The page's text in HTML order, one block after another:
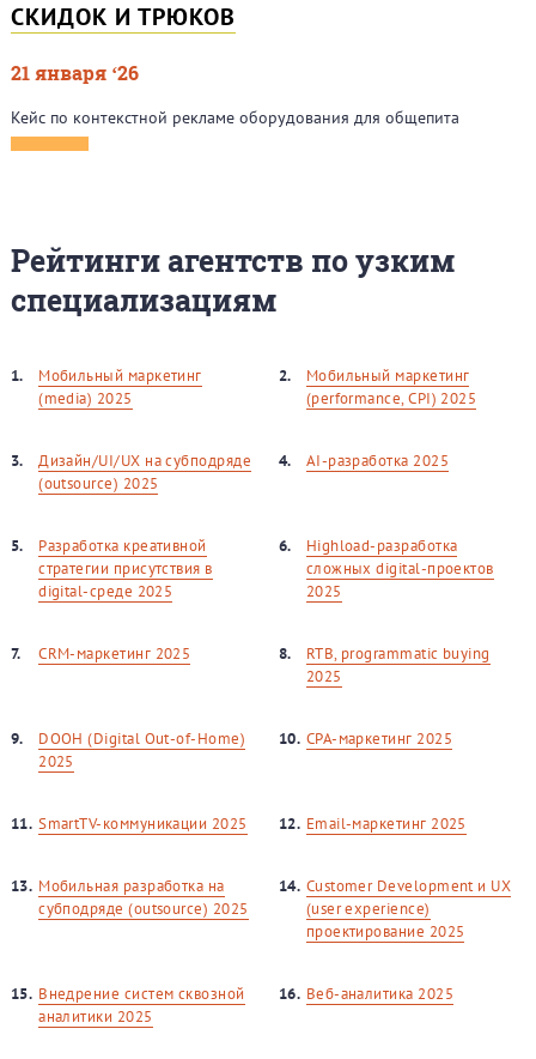
СКИДОК И ТРЮКОВ
21 января ‘26
Кейс по контекстной рекламе оборудования для общепита
Рейтинги агентств по узким
специализациям
1.
Мобильный маркетинг
(media) 2025
2.
Мобильный маркетинг
(performance, CPI) 2025
3.
Дизайн/UI/UX на субподряде
(outsource) 2025
4. AI-разработка 2025
5.
Разработка креативной
стратегии присутствия в
digital-среде 2025
6.
Highload-разработка
сложных digital-проектов
2025
7. CRM-маркетинг 2025 8.
RTB, programmatic buying
2025
9.
DOOH (Digital Out-of-Home)
2025
10. CPA-маркетинг 2025
11. SmartTV-коммуникации 2025 12. Email-маркетинг 2025
13. Мобильная разработка на
субподряде (outsource) 2025
14. Customer Development и UX
(user experience)
проектирование 2025
15. Внедрение систем сквозной
аналитики 2025
16. Веб-аналитика 2025